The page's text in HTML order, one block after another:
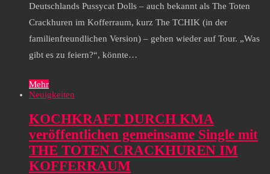
Deutschlands Pussycat Dolls – auch bekannt als The Toten
Crackhuren im Kofferraum, kurz The TCHIK (in der
familienfreundlichen Version) – gehen wieder auf Tour. „Was
gibt es zu feiern?“, könnte…
Mehr
Neuigkeiten
KOCHKRAFT DURCH KMA
veröffentlichen gemeinsame Single mit
THE TOTEN CRACKHUREN IM
KOFFERRAUM